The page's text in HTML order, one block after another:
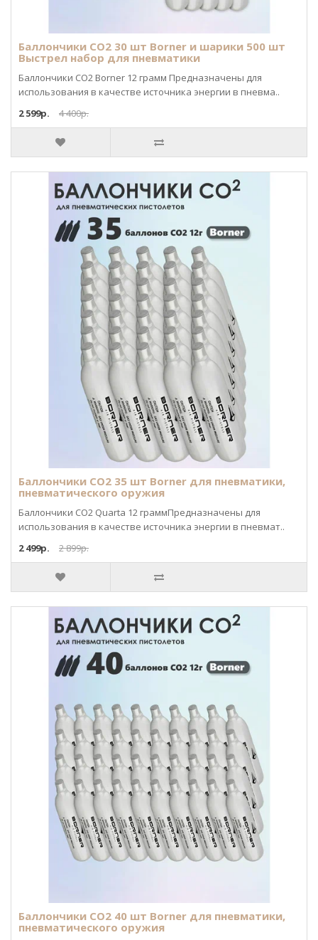
Баллончики CO2 30 шт Borner и шарики 500 шт
Выстрел набор для пневматики
Баллончики CO2 Borner 12 грамм Предназначены для
использования в качестве источника энергии в пневма..
2 599р.
4 400р.
Баллончики CO2 35 шт Borner для пневматики,
пневматического оружия
Баллончики CO2 Quarta 12 граммПредназначены для
использования в качестве источника энергии в пневмат..
2 499р.
2 899р.
Баллончики CO2 40 шт Borner для пневматики,
пневматического оружия